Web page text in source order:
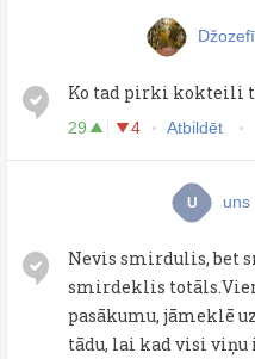
Ko tad pirki kokteili
29 4 Atbildēt
U uns
Nevis smirdulis, bet
smirdeklis
pasākumu, jāmeklē
tādu, lai kad visi viņu